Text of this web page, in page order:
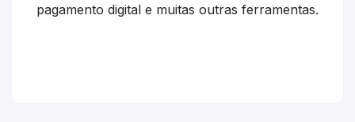
pagamento digital e muitas outras ferramentas.